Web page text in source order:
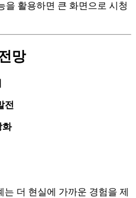
을 활용하면 큰 화면으로 시청
망
전
화
더 현실에 가까운 경험을 제